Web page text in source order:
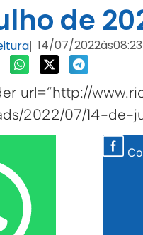
de
| 14/07/2022às08:23
url=”http://
2022/07/14-de-